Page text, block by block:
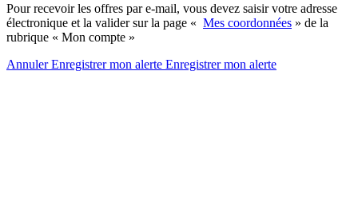
Pour recevoir les offres par e-mail, vous devez saisir votre adresse
électronique et la valider sur la page « Mes coordonnées » de la
rubrique « Mon compte »
AnnulerEnregistrer mon alerte Enregistrermon alerte